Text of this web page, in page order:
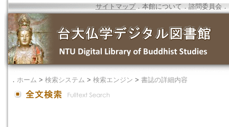
サイトマップ．本館について ． 諮問委員会 ．
． ホーム > 検索システム > 検索エンジン > 書誌の詳細内容